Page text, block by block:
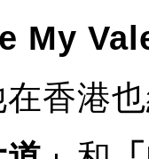
My
香港